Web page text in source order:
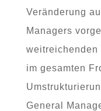
Veränderung
Managers
weitreichenden
im gesamten
General